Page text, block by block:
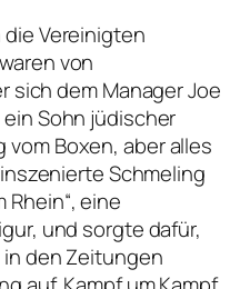
die Vereinigten
von
sich dem Manager Joe
Sohn jüdischer
vom Boxen, aber alles
Schmeling
Rhein“, eine
und sorgte dafür,
den Zeitungen